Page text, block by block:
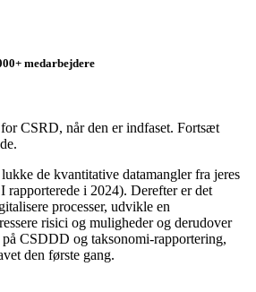
medarbejdere
CSRD, når den er indfaset. Fortsæt
de kvantitative datamangler fra jeres
rapporterede i 2024). Derefter er det
processer, udvikle en
risici og muligheder og derudover
CSDDD og taksonomi-rapportering,
den første gang.